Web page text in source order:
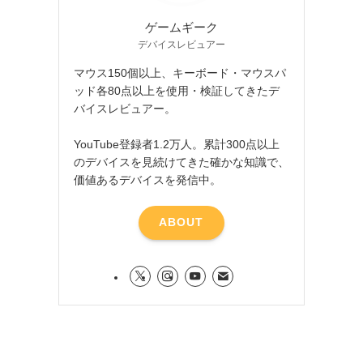
ゲームギーク
デバイスレビュアー
マウス150個以上、キーボード・マウスパ
ッド各80点以上を使用・検証してきたデ
バイスレビュアー。
YouTube登録者1.2万人。累計300点以上
のデバイスを見続けてきた確かな知識で、
価値あるデバイスを発信中。
ABOUT